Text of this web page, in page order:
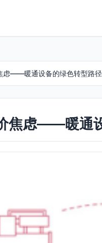
虑——暖通设备的绿色转型路
焦虑——暖通